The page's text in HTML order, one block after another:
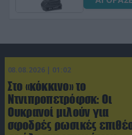
08.08.2026 | 01:02
Στο «κόκκινο» το
Ντνιπροπετρόφσκ: Οι
Ουκρανοί μιλούν για
σφοδρές ρωσικές